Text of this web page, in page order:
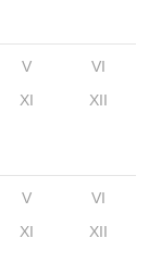
V
VI
XI XII
V
VI
XI XII